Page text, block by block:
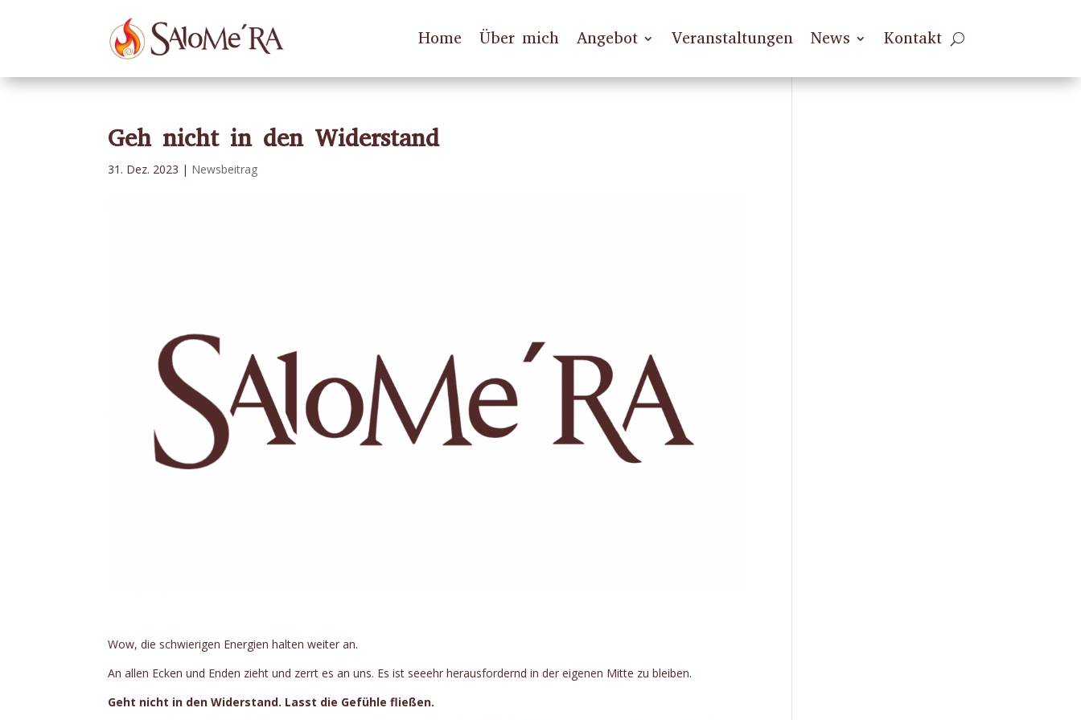
Home Über mich Angebot Veranstaltungen News Kontakt
Geh nicht in den Widerstand
31. Dez. 2023 | Newsbeitrag
Wow, die schwierigen Energien halten weiter an.
An allen Ecken und Enden zieht und zerrt es an uns. Es ist seeehr herausfordernd in der eigenen Mitte zu bleiben.
Geht nicht in den Widerstand. Lasst die Gefühle fließen.